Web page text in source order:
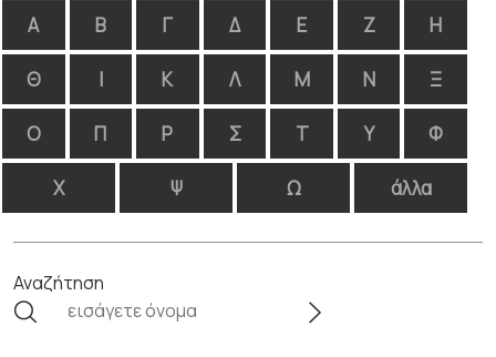
Α Β Γ Δ Ε Ζ Η
Θ Ι Κ Λ Μ Ν Ξ
Ο Π Ρ Σ Τ Υ Φ
Χ Ψ Ω άλλα
Αναζήτηση